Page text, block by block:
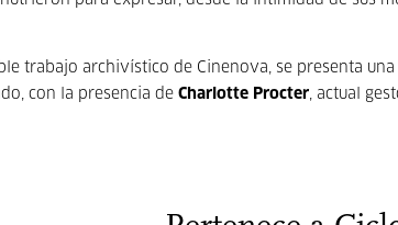
trabajo archivístico de Cinenova, se presenta una
con la presencia de Charlotte Procter, actual